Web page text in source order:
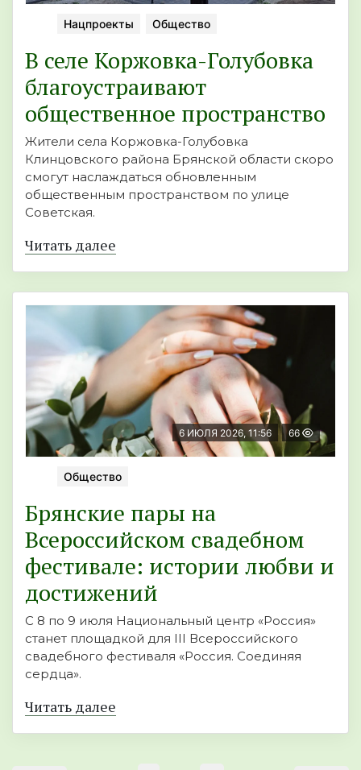
Нацпроекты Общество
В селе Коржовка-Голубовка
благоустраивают
общественное пространство
Жители села Коржовка-Голубовка
Клинцовского района Брянской области скоро
смогут наслаждаться обновленным
общественным пространством по улице
Советская.
Читать далее
6 ИЮЛЯ 2026, 11:56 66
Общество
Брянские пары на
Всероссийском свадебном
фестивале: истории любви и
достижений
С 8 по 9 июля Национальный центр «Россия»
станет площадкой для III Всероссийского
свадебного фестиваля «Россия. Соединяя
сердца».
Читать далее